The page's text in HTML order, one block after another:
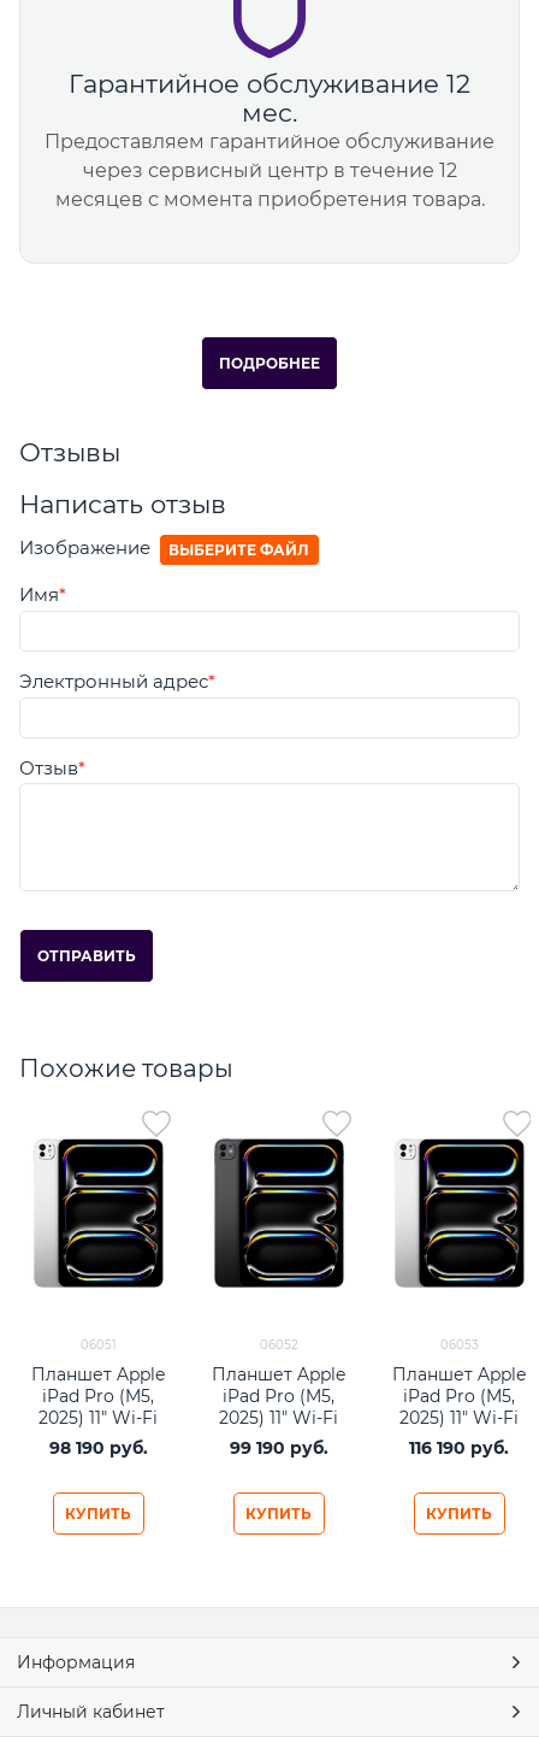
Гарантийное обслуживание 12
мес.
Предоставляем гарантийное обслуживание
через сервисный центр в течение 12
месяцев с момента приобретения товара.
ПОДРОБНЕЕ
Отзывы
Написать отзыв
Изображение ВЫБЕРИТЕ ФАЙЛ
Имя
Электронный адрес
Отзыв
Похожие товары
06051
Планшет Apple
iPad Pro (M5,
2025) 11" Wi-Fi
256Gb Silver
98 190 руб.
КУПИТЬ
06052
Планшет Apple
iPad Pro (M5,
2025) 11" Wi-Fi
256Gb Space
Black
99 190 руб.
КУПИТЬ
06053
Планшет Apple
iPad Pro (M5,
2025) 11" Wi-Fi
512Gb Silver
116 190 руб.
КУПИТЬ
Информация
Личный кабинет